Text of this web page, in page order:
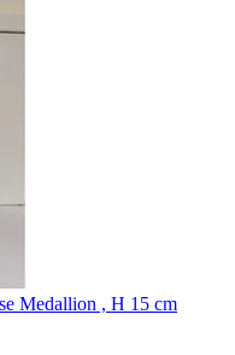
Medallion , H 15 cm